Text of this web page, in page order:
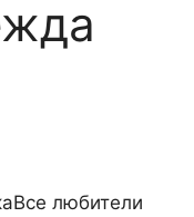
Все любители